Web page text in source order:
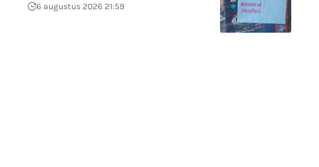
6 augustus 2026 21:59